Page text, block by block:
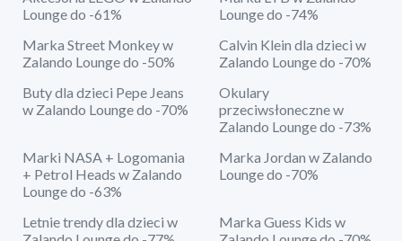
Lounge do -61%
Lounge do -74%
Marka Street Monkey w
Zalando Lounge do -50%
Calvin Klein dla dzieci w
Zalando Lounge do -70%
Buty dla dzieci Pepe Jeans
w Zalando Lounge do -70%
Okulary
przeciwsłoneczne w
Zalando Lounge do -73%
Marki NASA + Logomania
+ Petrol Heads w Zalando
Lounge do -63%
Marka Jordan w Zalando
Lounge do -70%
Letnie trendy dla dzieci w
Marka Guess Kids w